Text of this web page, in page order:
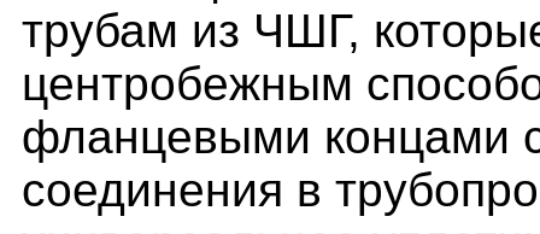
трубам из ЧШГ,
центробежным
фланцевыми концами
соединения в